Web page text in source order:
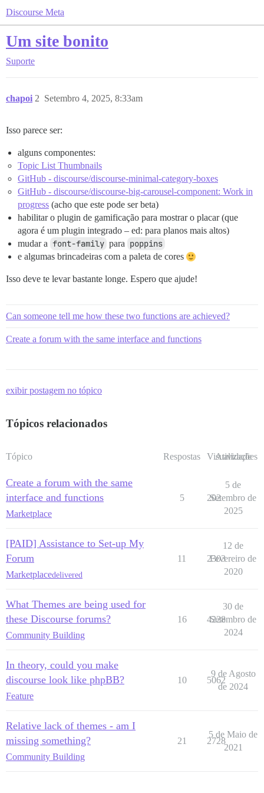
Discourse Meta
Um site bonito
Suporte
chapoi Setembro 4, 2025, 8:33am
2
Isso parece ser:
alguns componentes:
Topic List Thumbnails
GitHub - discourse/discourse-minimal-category-boxes
GitHub - discourse/discourse-big-carousel-component: Work in
progress (acho que este pode ser beta)
habilitar o plugin de gamificação para mostrar o placar (que
agora é um plugin integrado – ed: para planos mais altos)
mudar a font-family para poppins
e algumas brincadeiras com a paleta de cores
Isso deve te levar bastante longe. Espero que ajude!
Can someone tell me how these two functions are achieved?
Create a forum with the same interface and functions
exibir postagem no tópico
Tópicos relacionados
Tópico Respostas Visualizações
Atividade
Create a forum with the same
interface and functions
Marketplace
5 202
5 de
Setembro de
2025
[PAID] Assistance to Set-up My
Forum
Marketplacedelivered
11 2303
12 de
Fevereiro de
2020
What Themes are being used for
these Discourse forums?
Community Building
16 4228
30 de
Setembro de
2024
In theory, could you make
discourse look like phpBB?
Feature
10 5062
9 de Agosto
de 2024
Relative lack of themes - am I
missing something?
Community Building
21 2728
5 de Maio de
2021